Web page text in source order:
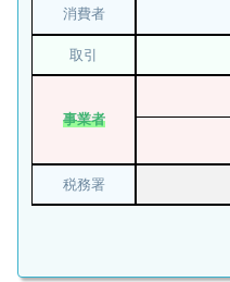
消費者
取引
事業者
税務署